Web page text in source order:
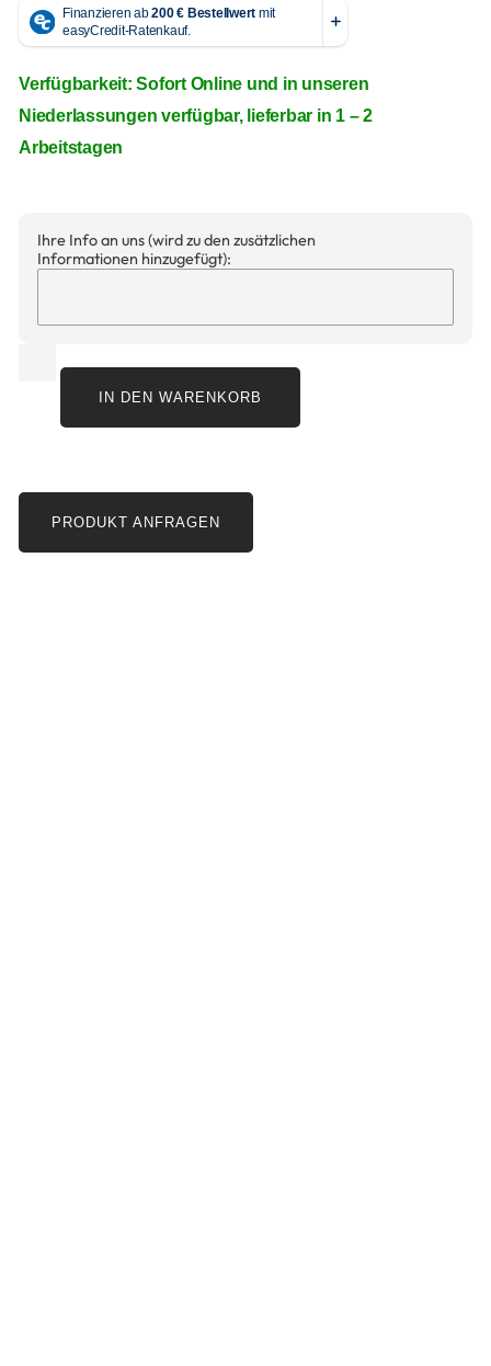
Verfügbarkeit: Sofort Online und in unseren
Niederlassungen verfügbar, lieferbar in 1 – 2
Arbeitstagen
Ihre Info an uns (wird zu den zusätzlichen
Informationen hinzugefügt):
IN DEN WARENKORB
PRODUKT ANFRAGEN